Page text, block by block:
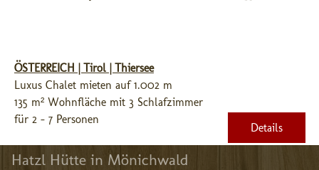
ÖSTERREICH | Tirol | Thiersee
Luxus Chalet mieten auf 1.002 m
135 m² Wohnfläche mit 3 Schlafzimmer
für 2 - 7 Personen
Details
Hatzl Hütte in Mönichwald